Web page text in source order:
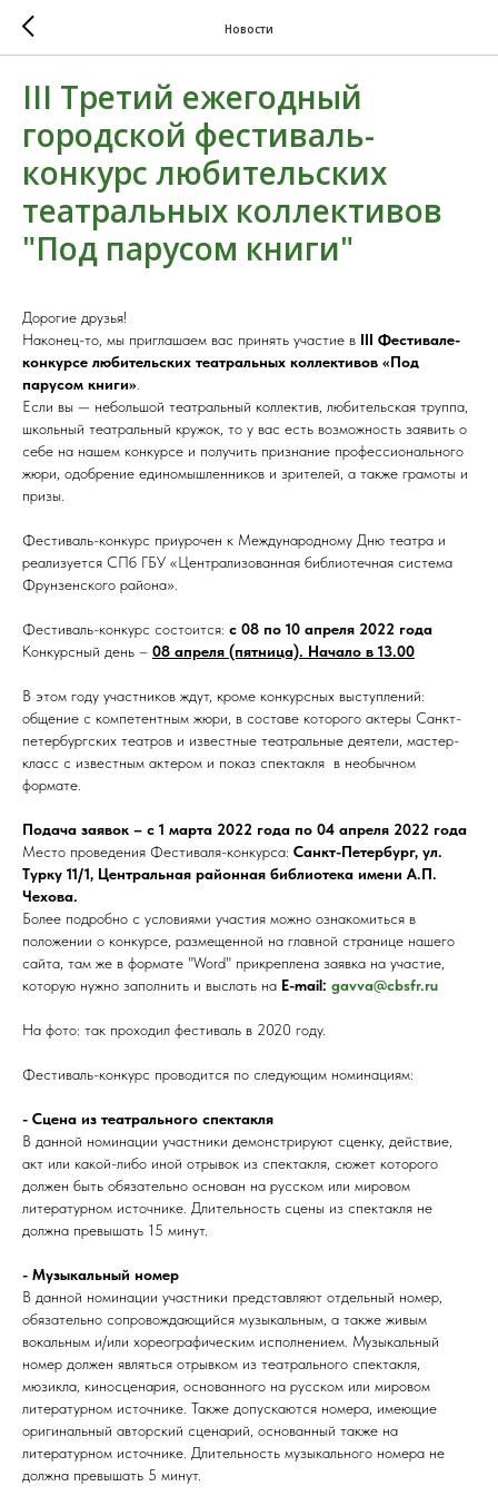
Новости
III Третий ежегодный
городской фестиваль-
конкурс любительских
театральных коллективов
"Под парусом книги"
Дорогие друзья!
Наконец-то, мы приглашаем вас принять участие в III Фестивале-
конкурсе любительских театральных коллективов «Под
парусом книги»
Если вы — небольшой театральный коллектив, любительская труппа,
школьный театральный кружок, то у вас есть возможность заявить о
себе на нашем конкурсе и получить признание профессионального
жюри, одобрение единомышленников и зрителей, а также грамоты и
призы.
Фестиваль-конкурс приурочен к Международному Дню театра и
реализуется СПб ГБУ «Централизованная библиотечная система
Фрунзенского района».
Фестиваль-конкурс состоится: с 08 по 10 апреля 2022 года
Конкурсный день – 08 апреля (пятница). Начало в 13.00
В этом году участников ждут, кроме конкурсных выступлений:
общение с компетентным жюри, в составе которого актеры Санкт-
петербургских театров и известные театральные деятели, мастер-
класс с известным актером и показ спектакля в необычном
формате.
Подача заявок – с 1 марта 2022 года по 04 апреля 2022 года
Место проведения Фестиваля-конкурса: Санкт-Петербург, ул.
Турку 11/1, Центральная районная библиотека имени А.П.
Чехова.
Более подробно с условиями участия можно ознакомиться в
положении о конкурсе, размещенной на главной странице нашего
сайта, там же в формате "Word" прикреплена заявка на участие,
которую нужно заполнить и выслать на E-mail: gavva@cbsfr.ru
На фото: так проходил фестиваль в 2020 году.
Фестиваль-конкурс проводится по следующим номинациям:
- Сцена из театрального спектакля
В данной номинации участники демонстрируют сценку, действие,
акт или какой-либо иной отрывок из спектакля, сюжет которого
должен быть обязательно основан на русском или мировом
литературном источнике. Длительность сцены из спектакля не
должна превышать 15 минут.
- Музыкальный номер
В данной номинации участники представляют отдельный номер,
обязательно сопровождающийся музыкальным, а также живым
вокальным и/или хореографическим исполнением. Музыкальный
номер должен являться отрывком из театрального спектакля,
мюзикла, киносценария, основанного на русском или мировом
литературном источнике. Также допускаются номера, имеющие
оригинальный авторский сценарий, основанный также на
литературном источнике. Длительность музыкального номера не
должна превышать 5 минут.